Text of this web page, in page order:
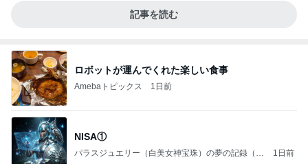
記事を読む
ロボットが運んでくれた楽しい食事
Amebaトピックス 1日前
NISA①
パラスジュエリー（白美女神宝珠）の夢の記録（続
1日前